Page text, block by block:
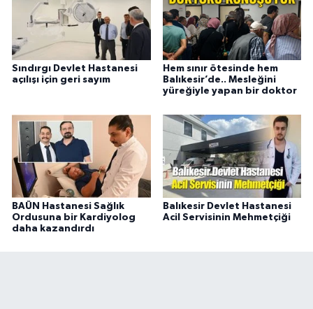
Sındırgı Devlet Hastanesi
açılışı için geri sayım
Hem sınır ötesinde hem
Balıkesir’de.. Mesleğini
yüreğiyle yapan bir doktor
BAÜN Hastanesi Sağlık
Ordusuna bir Kardiyolog
daha kazandırdı
Balıkesir Devlet Hastanesi
Acil Servisinin Mehmetçiği